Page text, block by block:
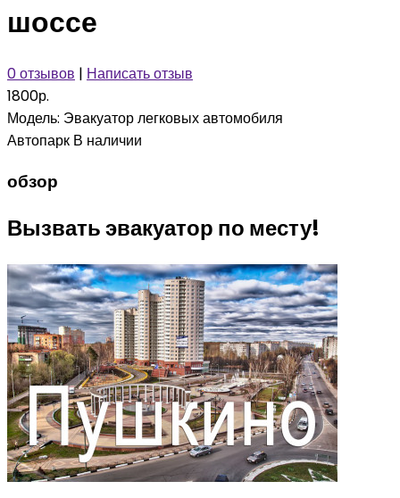
шоссе
0 отзывов | Написать отзыв
1800р.
Модель: Эвакуатор легковых автомобиля
Автопарк В наличии
обзор
Вызвать эвакуатор по месту!